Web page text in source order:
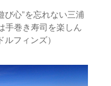
び心”を忘れない三浦
手巻き寿司を楽しん
フィンズ）